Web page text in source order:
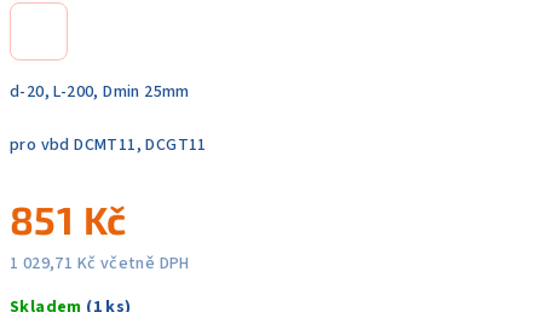
d-20, L-200, Dmin 25mm
pro vbd DCMT11, DCGT11
851 Kč
1 029,71 Kč včetně DPH
Skladem (1 ks)